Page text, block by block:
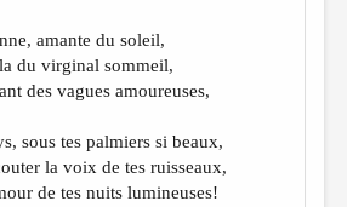
amante du soleil,
du virginal sommeil,
des vagues amoureuses,
sous tes palmiers si beaux,
la voix de tes ruisseaux,
de tes nuits lumineuses!